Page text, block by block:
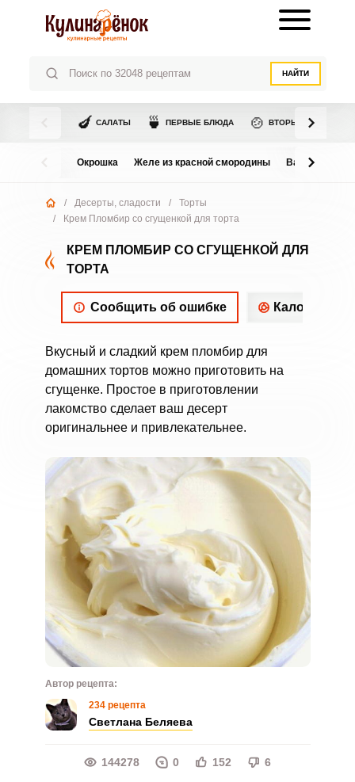
НАЙТИ
🍆 САЛАТЫ 🍵 ПЕРВЫЕ БЛЮДА 🍲 ВТОРЫЕ БЛЮДА
Окрошка Желе из красной смородины Варенье из
/ Десерты, сладости /
Торты
/
Крем Пломбир со сгущенкой для торта
КРЕМ ПЛОМБИР СО СГУЩЕНКОЙ ДЛЯ
ТОРТА
Сообщить об ошибке
Вкусный и сладкий крем пломбир для
домашних тортов можно приготовить на
сгущенке. Простое в приготовлении
лакомство сделает ваш десерт
оригинальнее и привлекательнее.
Автор рецепта:
234 рецепта
Светлана Беляева
144278 0 152 6